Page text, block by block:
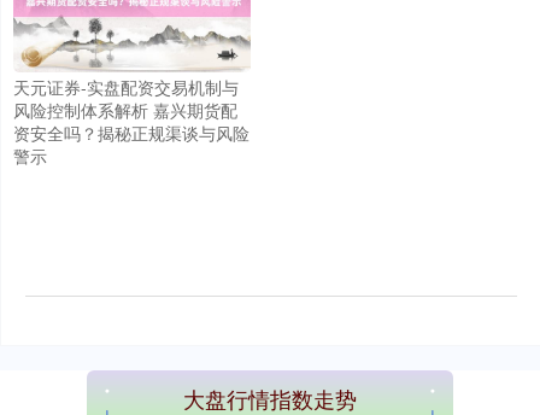
天元证券-实盘配资交易机制与
风险控制体系解析 嘉兴期货配
资安全吗？揭秘正规渠谈与风险
警示
大盘行情指数走势
上证综指 3900.45